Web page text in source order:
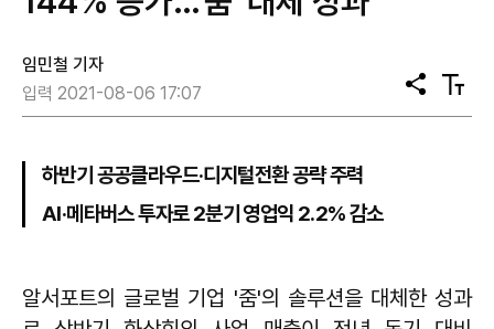
임민철 기자
입력 2021-08-06 17:07
공
유
텍
스
하반기 공공클라우드·디지털전환 공략 주력
AI·메타버스 투자로 2분기 영업익 2.2% 감소
알서포트의 글로벌 기업 '줌'의 솔루션을 대체한 성과